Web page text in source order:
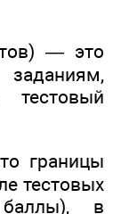
— это
границы
тестовых
в